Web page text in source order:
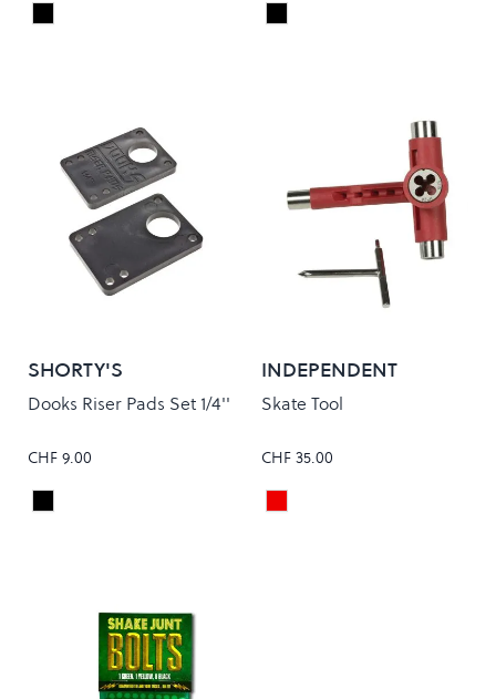
Colour
Black Colour
Black
SHORTY'S
Dooks Riser Pads Set 1/4''
CHF 9.00
Colour
Black
INDEPENDENT
Skate Tool
CHF 35.00
Colour
Red